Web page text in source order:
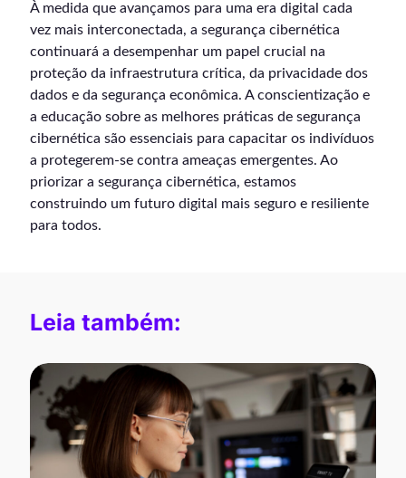
À medida que avançamos para uma era digital cada
vez mais interconectada, a segurança cibernética
continuará a desempenhar um papel crucial na
proteção da infraestrutura crítica, da privacidade dos
dados e da segurança econômica. A conscientização e
a educação sobre as melhores práticas de segurança
cibernética são essenciais para capacitar os indivíduos
a protegerem-se contra ameaças emergentes. Ao
priorizar a segurança cibernética, estamos
construindo um futuro digital mais seguro e resiliente
para todos.
Leia também: